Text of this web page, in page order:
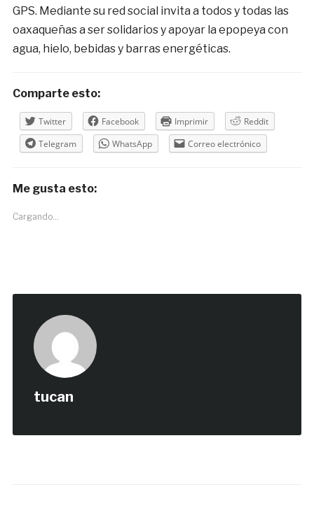
GPS. Mediante su red social invita a todos y todas las
oaxaqueñas a ser solidarios y apoyar la epopeya con
agua, hielo, bebidas y barras energéticas.
Comparte esto:
Twitter Facebook Imprimir
Reddit
Telegram
WhatsApp Correo electrónico
Me gusta esto:
Cargando...
tucan